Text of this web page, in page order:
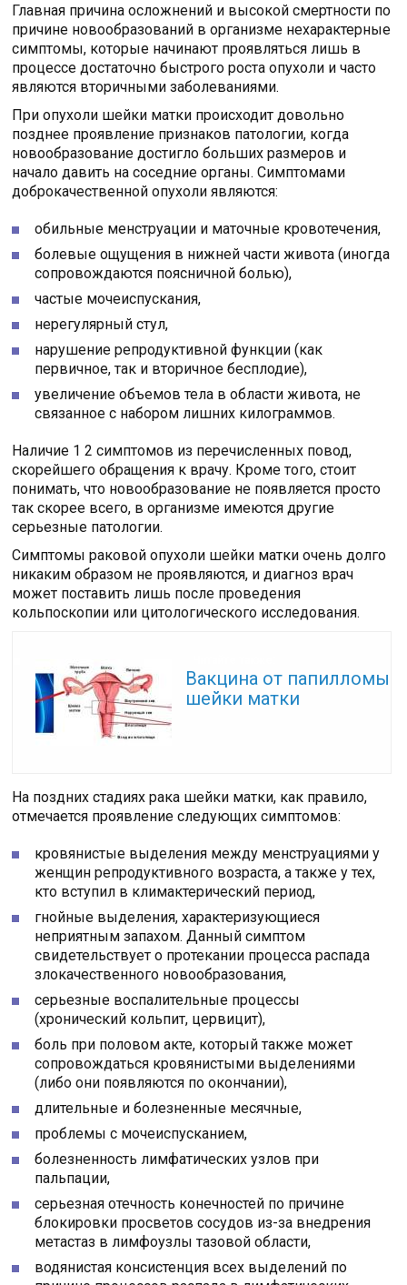
Главная причина осложнений и высокой смертности по
причине новообразований в организме нехарактерные
симптомы, которые начинают проявляться лишь в
процессе достаточно быстрого роста опухоли и часто
являются вторичными заболеваниями.
При опухоли шейки матки происходит довольно
позднее проявление признаков патологии, когда
новообразование достигло больших размеров и
начало давить на соседние органы. Симптомами
доброкачественной опухоли являются:
обильные менструации и маточные кровотечения,
болевые ощущения в нижней части живота (иногда
сопровождаются поясничной болью),
частые мочеиспускания,
нерегулярный стул,
нарушение репродуктивной функции (как
первичное, так и вторичное бесплодие),
увеличение объемов тела в области живота, не
связанное с набором лишних килограммов.
Наличие 1 2 симптомов из перечисленных повод,
скорейшего обращения к врачу. Кроме того, стоит
понимать, что новообразование не появляется просто
так скорее всего, в организме имеются другие
серьезные патологии.
Симптомы раковой опухоли шейки матки очень долго
никаким образом не проявляются, и диагноз врач
может поставить лишь после проведения
кольпоскопии или цитологического исследования.
Вакцина от папилломы
шейки матки
На поздних стадиях рака шейки матки, как правило,
отмечается проявление следующих симптомов:
кровянистые выделения между менструациями у
женщин репродуктивного возраста, а также у тех,
кто вступил в климактерический период,
гнойные выделения, характеризующиеся
неприятным запахом. Данный симптом
свидетельствует о протекании процесса распада
злокачественного новообразования,
серьезные воспалительные процессы
(хронический кольпит, цервицит),
боль при половом акте, который также может
сопровождаться кровянистыми выделениями
(либо они появляются по окончании),
длительные и болезненные месячные,
проблемы с мочеиспусканием,
болезненность лимфатических узлов при
пальпации,
серьезная отечность конечностей по причине
блокировки просветов сосудов из-за внедрения
метастаз в лимфоузлы тазовой области,
водянистая консистенция всех выделений по